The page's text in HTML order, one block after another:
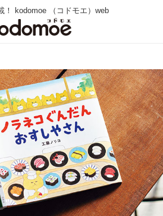
！ kodomoe （コドモエ）web